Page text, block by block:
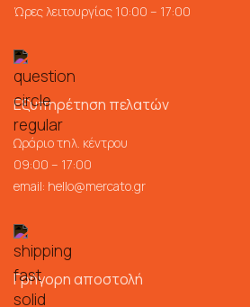
Ώρες λειτουργίας 10:00 – 17:00
Εξυπηρέτηση πελατών
Ωράριο τηλ. κέντρου
09:00 – 17:00
email: hello@mercato.gr
Γρήγορη αποστολή